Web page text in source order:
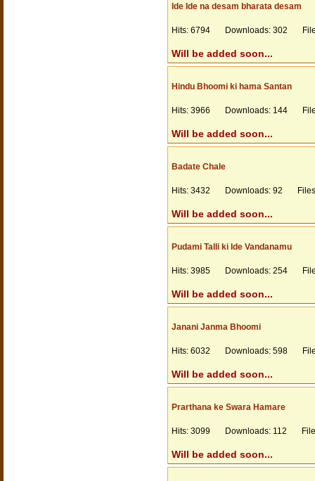
Ide Ide na desam bharata desam
Hits: 6794 Downloads: 302
Will be added soon...
Hindu Bhoomi ki hama Santan
Hits: 3966 Downloads: 144
Will be added soon...
Badate Chale
Hits: 3432 Downloads: 92
Will be added soon...
Pudami Talli ki Ide Vandanamu
Hits: 3985 Downloads: 254
Will be added soon...
Janani Janma Bhoomi
Hits: 6032 Downloads: 598
Will be added soon...
Prarthana ke Swara Hamare
Hits: 3099 Downloads: 112
Will be added soon...